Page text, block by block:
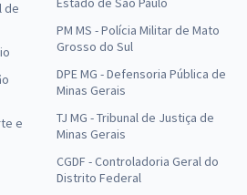
de
e
PM MS - Polícia Militar de Mato
Grosso do Sul
DPE MG - Defensoria Pública de
Minas Gerais
TJ MG - Tribunal de Justiça de
Minas Gerais
CGDF - Controladoria Geral do
Distrito Federal